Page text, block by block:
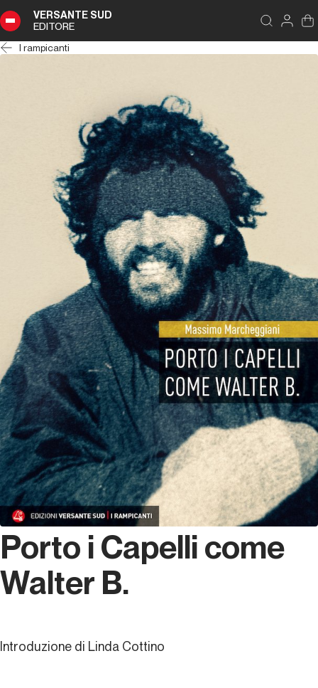
VERSANTE SUD
EDITORE
I rampicanti
Porto i Capelli come
Walter B.
Introduzione di Linda Cottino